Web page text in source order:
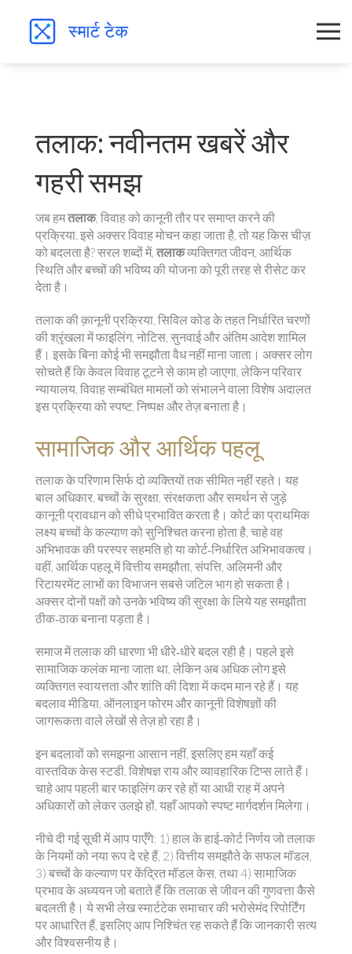
तलाक: नवीनतम खबरें और
गहरी समझ
जब हमतलाक, विवाह को कानूनी तौर पर समाप्त करने की
प्रक्रिया. इसे अक्सरविवाह मोचनकहा जाता है, तो यह किस चीज़
को बदलता है? सरल शब्दों में, तलाकव्यक्तिगत जीवन, आर्थिक
स्थिति और बच्चों की भविष्य की योजना को पूरी तरह से रीसेट कर
देता है।
तलाक कीक़ानूनी प्रक्रिया, सिविल कोड के तहत निर्धारित चरणों
की श्रृंखलामें फाइलिंग, नोटिस, सुनवाई और अंतिम आदेश शामिल
हैं। इसके बिना कोई भी समझौता वैध नहीं माना जाता। अक्सर लोग
सोचते हैं कि केवल विवाह टूटने से काम हो जाएगा, लेकिनपरिवार
न्यायालय, विवाह सम्बंधित मामलों को संभालने वाला विशेष अदालत
इस प्रक्रिया को स्पष्ट, निष्पक्ष और तेज़ बनाता है।
सामाजिक और आर्थिक पहलू
तलाक के परिणाम सिर्फ दो व्यक्तियों तक सीमित नहीं रहते। यह
बाल अधिकार, बच्चों के सुरक्षा, संरक्षकता और समर्थन से जुड़े
कानूनी प्रावधानको सीधे प्रभावित करता है। कोर्ट का प्राथमिक
लक्ष्य बच्चों के कल्याण को सुनिश्चित करना होता है, चाहे वह
अभिभावक की परस्पर सहमति हो या कोर्ट‑निर्धारित अभिभावकत्व।
वहीं, आर्थिक पहलू मेंवित्तीय समझौता, संपत्ति, अलिमनी और
रिटायरमेंट लाभों का विभाजनसबसे जटिल भाग हो सकता है।
अक्सर दोनों पक्षों को उनके भविष्य की सुरक्षा के लिये यह समझौता
ठीक‑ठाक बनाना पड़ता है।
समाज में तलाक की धारणा भी धीरे‑धीरे बदल रही है। पहले इसे
सामाजिक कलंक माना जाता था, लेकिन अब अधिक लोग इसे
व्यक्तिगत स्वायत्तता और शांति की दिशा में कदम मान रहे हैं। यह
बदलाव मीडिया, ऑनलाइन फोरम और कानूनी विशेषज्ञों की
जागरूकता वाले लेखों से तेज़ हो रहा है।
इन बदलावों को समझना आसान नहीं, इसलिए हम यहाँ कई
वास्तविक केस स्टडी, विशेषज्ञ राय और व्यावहारिक टिप्स लाते हैं।
चाहे आप पहली बार फाइलिंग कर रहे हों या आधी राह में अपने
अधिकारों को लेकर उलझे हों, यहाँ आपको स्पष्ट मार्गदर्शन मिलेगा।
नीचे दी गई सूची में आप पाएँगे: 1) हाल के हाई‑कोर्ट निर्णय जो तलाक
के नियमों को नया रूप दे रहे हैं, 2) वित्तीय समझौते के सफल मॉडल,
3) बच्चों के कल्याण पर केंद्रित मॉडल केस, तथा 4) सामाजिक
प्रभाव के अध्ययन जो बताते हैं कि तलाक से जीवन की गुणवत्ता कैसे
बदलती है। ये सभी लेख स्मार्टटेक समाचार की भरोसेमंद रिपोर्टिंग
पर आधारित हैं, इसलिए आप निश्चिंत रह सकते हैं कि जानकारी सत्य
और विश्वसनीय है।